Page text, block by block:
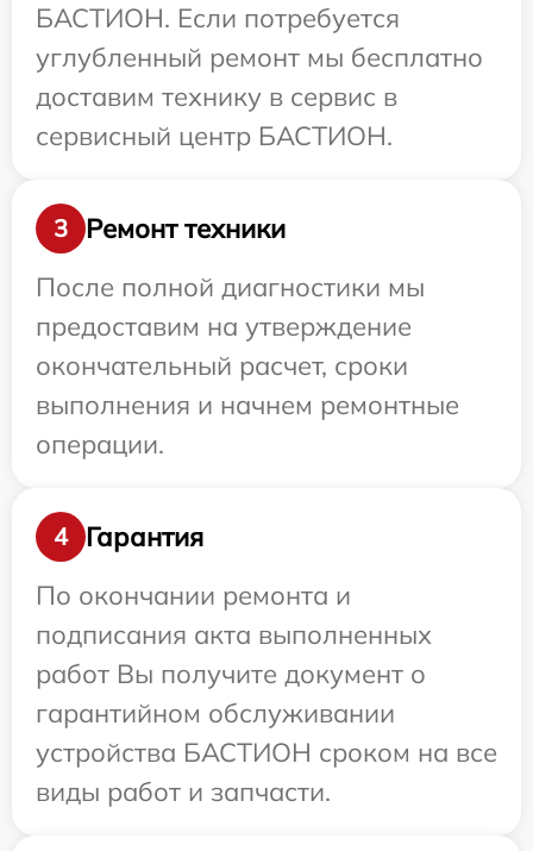
БАСТИОН. Если потребуется
углубленный ремонт мы бесплатно
доставим технику в сервис в
сервисный центр БАСТИОН.
3
Ремонт техники
После полной диагностики мы
предоставим на утверждение
окончательный расчет, сроки
выполнения и начнем ремонтные
операции.
4
Гарантия
По окончании ремонта и
подписания акта выполненных
работ Вы получите документ о
гарантийном обслуживании
устройства БАСТИОН сроком на все
виды работ и запчасти.